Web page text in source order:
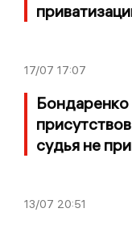
17/07 17:07
Бондаренко
судья не
13/07 20:51